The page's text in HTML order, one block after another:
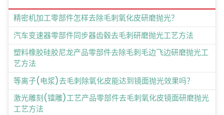
精密机加工零部件怎样去除毛刺氧化皮研磨抛光？
汽车变速器零部件同步器齿毂去毛刺研磨抛光工艺方法
塑料橡胶硅胶尼龙产品零部件去除毛刺毛边飞边研磨抛光工
艺方法
等离子(电浆)去毛刺除氧化皮能达到镜面抛光效果吗？
激光雕刻(镭雕)工艺产品零部件去毛刺氧化皮镜面研磨抛光
工艺方法